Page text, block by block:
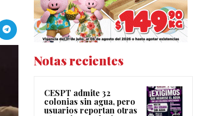
Notas recientes
CESPT admite 32
colonias sin agua, pero
usuarios reportan otras